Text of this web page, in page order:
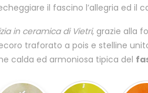
il fascino l’allegria ed il
in ceramica di Vietri, grazie alla
traforato a pois e stelline
calda ed armoniosa tipica del